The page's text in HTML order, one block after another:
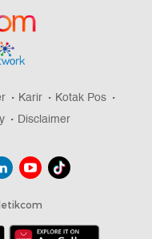
Karir
Kotak Pos
Disclaimer